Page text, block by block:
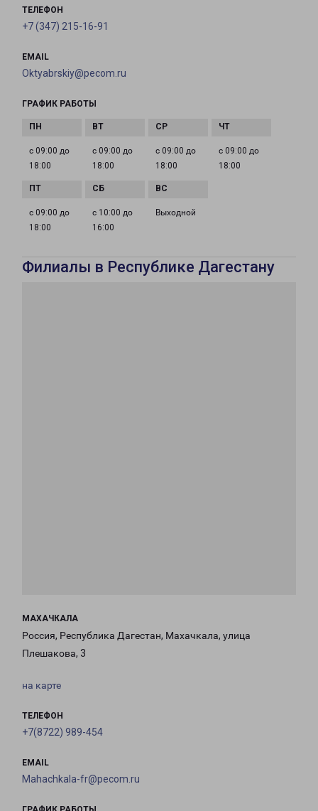
ТЕЛЕФОН
+7 (347) 215-16-91
EMAIL
Oktyabrskiy@pecom.ru
ГРАФИК РАБОТЫ
с 09:00 до
18:00
с 09:00 до
18:00
с 09:00 до
18:00
с 09:00 до
18:00
с 09:00 до
18:00
с 10:00 до
16:00
Выходной
Филиалы в Республике Дагестану
МАХАЧКАЛА
Россия, Республика Дагестан, Махачкала, улица
Плешакова, 3
на карте
ТЕЛЕФОН
+7(8722) 989-454
EMAIL
Mahachkala-fr@pecom.ru